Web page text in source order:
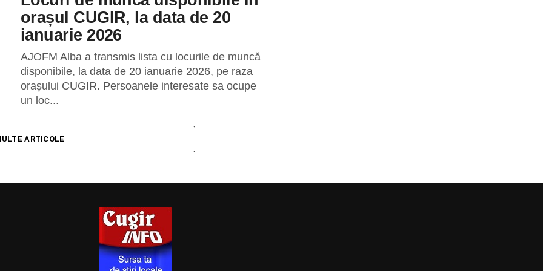
orașul CUGIR, la data de 20
ianuarie 2026
AJOFM Alba a transmis lista cu locurile de muncă
disponibile, la data de 20 ianuarie 2026, pe raza
orașului CUGIR. Persoanele interesate sa ocupe
un loc...
ARTICOLE